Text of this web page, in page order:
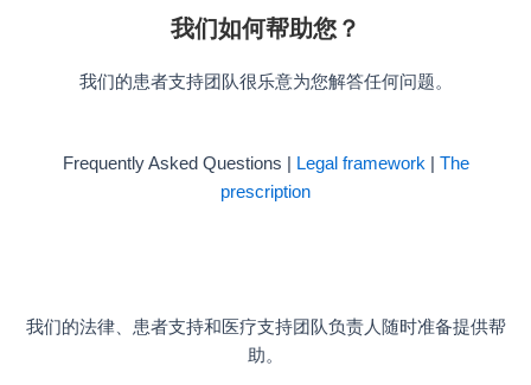
我们如何帮助您？
我们的患者支持团队很乐意为您解答任何问题。
Frequently Asked Questions | Legal framework| The
prescription
我们的法律、患者支持和医疗支持团队负责人随时准备提供帮
助。